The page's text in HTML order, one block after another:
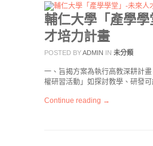
輔仁大學「產學
才培力計畫
POSTED BYADMIN IN 未分類
一、旨揭方案為執行高教深耕計
權研習活動」如探討教學、研發
Continue reading →